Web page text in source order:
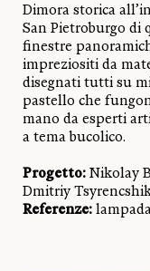
Dimora storica
San Pietroburgo di
finestre
impreziositi da
disegnati tutti su
pastello che
mano da esperti
a tema bucolico.
Progetto: Nikolay
Dmitriy
Referenze: